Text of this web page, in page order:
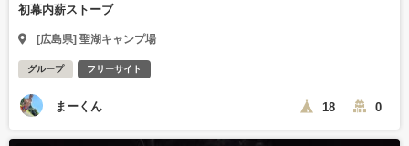
初幕内薪ストーブ
[広島県] 聖湖キャンプ場
グループ フリーサイト
まーくん 18 0